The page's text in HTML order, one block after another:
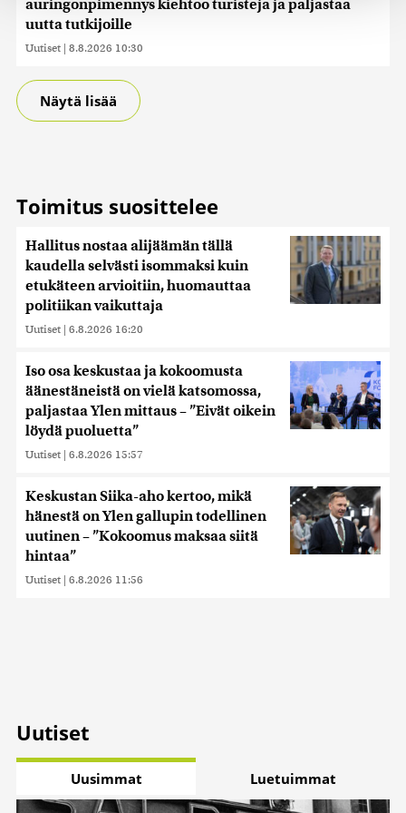
tukemiseen ja kävijämäärämme analysoimiseen. Lisäksi
jaamme sosiaalisen median, mainosalan ja analytiikka-
alan kumppaneillemme tietoja siitä, miten käytät
tietoja muihin tietoihin, joita olet antanut heille tai joita on
kerätty, kun olet käyttänyt heidän palvelujaan. Tietoja
auringonpimennys kiehtoo turisteja ja paljastaa
uutta tutkijoille
Uutiset | 8.8.2026 10:30
Näytä lisää
Toimitus suosittelee
Hallitus nostaa alijäämän tällä
kaudella selvästi isommaksi kuin
etukäteen arvioitiin, huomauttaa
politiikan vaikuttaja
Uutiset | 6.8.2026 16:20
Iso osa keskustaa ja kokoomusta
äänestäneistä on vielä katsomossa,
paljastaa Ylen mittaus – ”Eivät oikein
löydä puoluetta”
Uutiset | 6.8.2026 15:57
Keskustan Siika-aho kertoo, mikä
hänestä on Ylen gallupin todellinen
uutinen – ”Kokoomus maksaa siitä
hintaa”
Uutiset | 6.8.2026 11:56
Uutiset
Uusimmat Luetuimmat